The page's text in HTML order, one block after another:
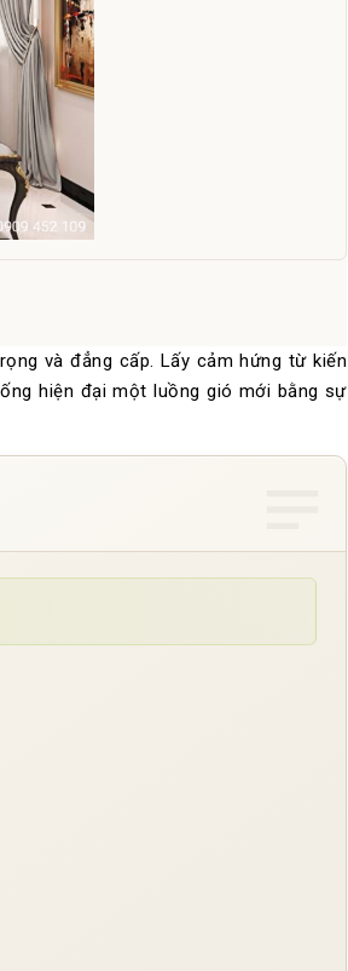
và đẳng cấp. Lấy cảm hứng từ kiến
hiện đại một luồng gió mới bằng sự